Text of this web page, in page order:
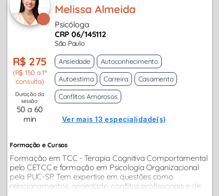
Melissa Almeida
Psicóloga
CRP 06/145112
São Paulo
R$ 275
(R$ 150 a 1ª
consulta)
Duração da
sessão:
50 a 60
min
Ansiedade
Autoconhecimento
Autoestima
Carreira
Casamento
Conflitos Amorosos
Ver mais 13 especialidade(s)
Formação e Cursos
Formação em TCC - Terapia Cognitiva Comportamental
pelo CETCC e formação em Psicologia Organizacional
pela PUC-SP. Tem expertise em questões como
relacionamentos, ansiedade, conflitos profissionais e de